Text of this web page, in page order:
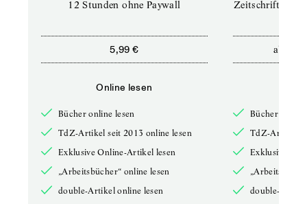
12 Stunden ohne Paywall
5,99 €
Online lesen
Bücher online lesen
TdZ-Artikel seit 2013 online lesen
Exklusive Online-Artikel lesen
„Arbeitsbücher“ online lesen
double-Artikel online lesen
Zeitschriften
ab
Bücher online
TdZ-Artikel
Exklusive
double-